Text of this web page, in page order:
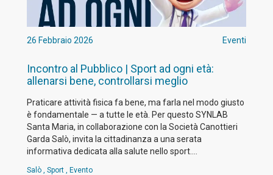
26 Febbraio 2026 Eventi
Incontro al Pubblico | Sport ad ogni età:
allenarsi bene, controllarsi meglio
Praticare attività fisica fa bene, ma farla nel modo giusto
è fondamentale — a tutte le età. Per questo SYNLAB
Santa Maria, in collaborazione con la Società Canottieri
Garda Salò, invita la cittadinanza a una serata
informativa dedicata alla salute nello sport.…
Salò , Sport , Evento